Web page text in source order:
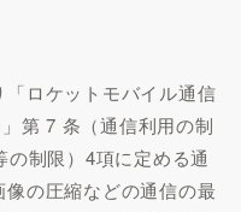
ロケットモバイル通信
第 7 条（通信利用の制
制限）4項に定める通
の圧縮などの通信の最